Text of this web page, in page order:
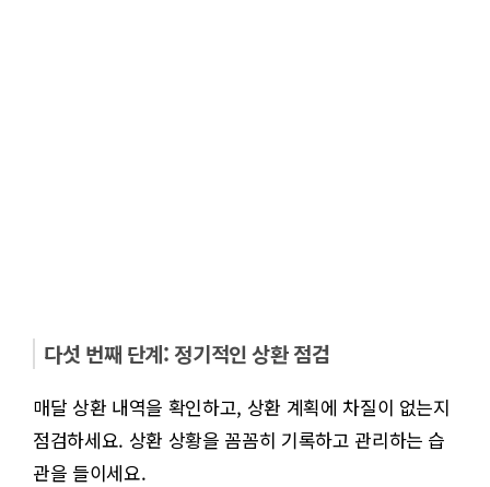
다섯 번째 단계: 정기적인 상환 점검
매달 상환 내역을 확인하고, 상환 계획에 차질이 없는지
점검하세요. 상환 상황을 꼼꼼히 기록하고 관리하는 습
관을 들이세요.